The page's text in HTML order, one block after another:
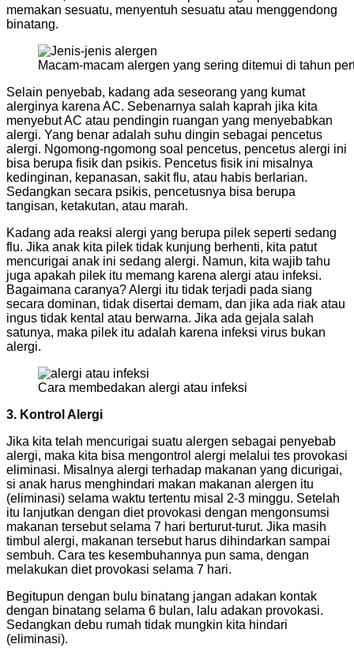
memakan sesuatu, menyentuh sesuatu atau menggendong
binatang.
Macam-macam alergen yang sering ditemui di tahun
Selain penyebab, kadang ada seseorang yang kumat
alerginya karena AC. Sebenarnya salah kaprah jika kita
menyebut AC atau pendingin ruangan yang menyebabkan
alergi. Yang benar adalah suhu dingin sebagai pencetus
alergi. Ngomong-ngomong soal pencetus, pencetus alergi ini
bisa berupa fisik dan psikis. Pencetus fisik ini misalnya
kedinginan, kepanasan, sakit flu, atau habis berlarian.
Sedangkan secara psikis, pencetusnya bisa berupa
tangisan, ketakutan, atau marah.
Kadang ada reaksi alergi yang berupa pilek seperti sedang
flu. Jika anak kita pilek tidak kunjung berhenti, kita patut
mencurigai anak ini sedang alergi. Namun, kita wajib tahu
juga apakah pilek itu memang karena alergi atau infeksi.
Bagaimana caranya? Alergi itu tidak terjadi pada siang
secara dominan, tidak disertai demam, dan jika ada riak atau
ingus tidak kental atau berwarna. Jika ada gejala salah
satunya, maka pilek itu adalah karena infeksi virus bukan
alergi.
Cara membedakan alergi atau infeksi
3. Kontrol Alergi
Jika kita telah mencurigai suatu alergen sebagai penyebab
alergi, maka kita bisa mengontrol alergi melalui tes provokasi
eliminasi. Misalnya alergi terhadap makanan yang dicurigai,
si anak harus menghindari makan makanan alergen itu
(eliminasi) selama waktu tertentu misal 2-3 minggu. Setelah
itu lanjutkan dengan diet provokasi dengan mengonsumsi
makanan tersebut selama 7 hari berturut-turut. Jika masih
timbul alergi, makanan tersebut harus dihindarkan sampai
sembuh. Cara tes kesembuhannya pun sama, dengan
melakukan diet provokasi selama 7 hari.
Begitupun dengan bulu binatang jangan adakan kontak
dengan binatang selama 6 bulan, lalu adakan provokasi.
Sedangkan debu rumah tidak mungkin kita hindari
(eliminasi).